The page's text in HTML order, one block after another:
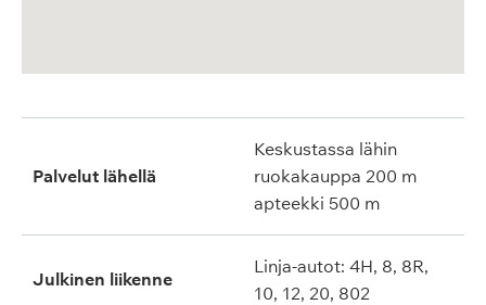
Palvelut lähellä
Keskustassa lähin
ruokakauppa 200 m
apteekki 500 m
Julkinen liikenne
Linja-autot: 4H, 8, 8R,
10, 12, 20, 802